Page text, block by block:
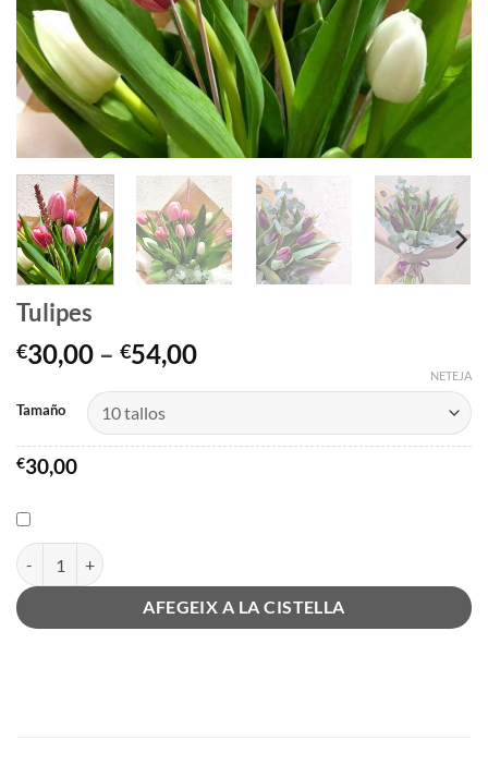
Tulipes
€30,00 – €54,00Interval
€30,00
a
Tamaño
NETEJA
€30,00
quantitat de Tulipes
AFEGEIX A LA CISTELLA